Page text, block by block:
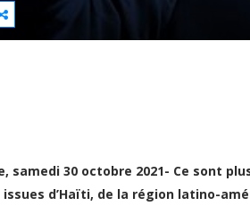
samedi 30 octobre 2021- Ce sont
d’Haïti, de la région latino-